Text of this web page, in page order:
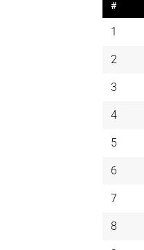
#
1
2
3
4
5
6
7
8